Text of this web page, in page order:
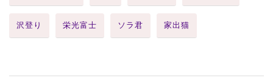
沢登り 栄光富士 ソラ君 家出猫